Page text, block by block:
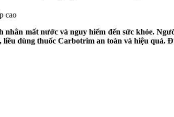
cao
nhân mất nước và nguy hiểm đến sức khỏe.
liều dùng thuốc Carbotrim an toàn và hiệu quả.